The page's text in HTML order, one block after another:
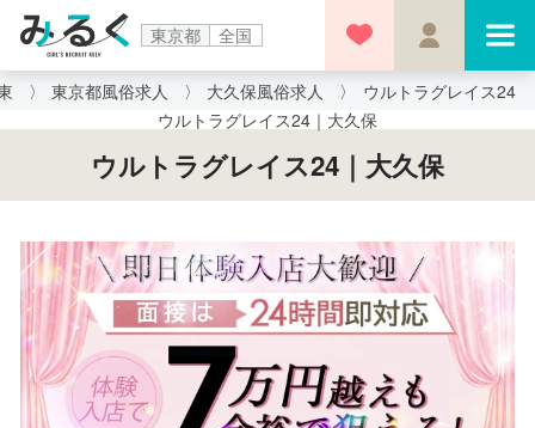
東京都 全国
東京都風俗求人 大久保風俗求人
ウルトラグレイス24
ウルトラグレイス24｜大久保
ウルトラグレイス24｜大久保